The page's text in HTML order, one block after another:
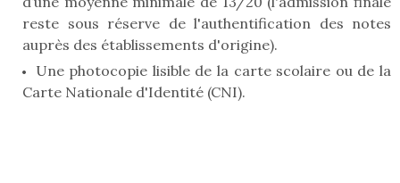
reste sous réserve de l'authentification des notes
auprès des établissements d'origine).
Une photocopie lisible de la carte scolaire ou de la
Carte Nationale d'Identité (CNI).